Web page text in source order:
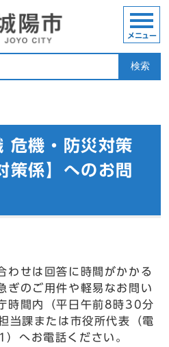
検索
メニュー
危機・防災対策
策係】へのお問
わせは回答に時間がかかる
ぎのご用件や軽易なお問い
時間内（平日午前8時30分
当課または市役所代表（電
へお電話ください。